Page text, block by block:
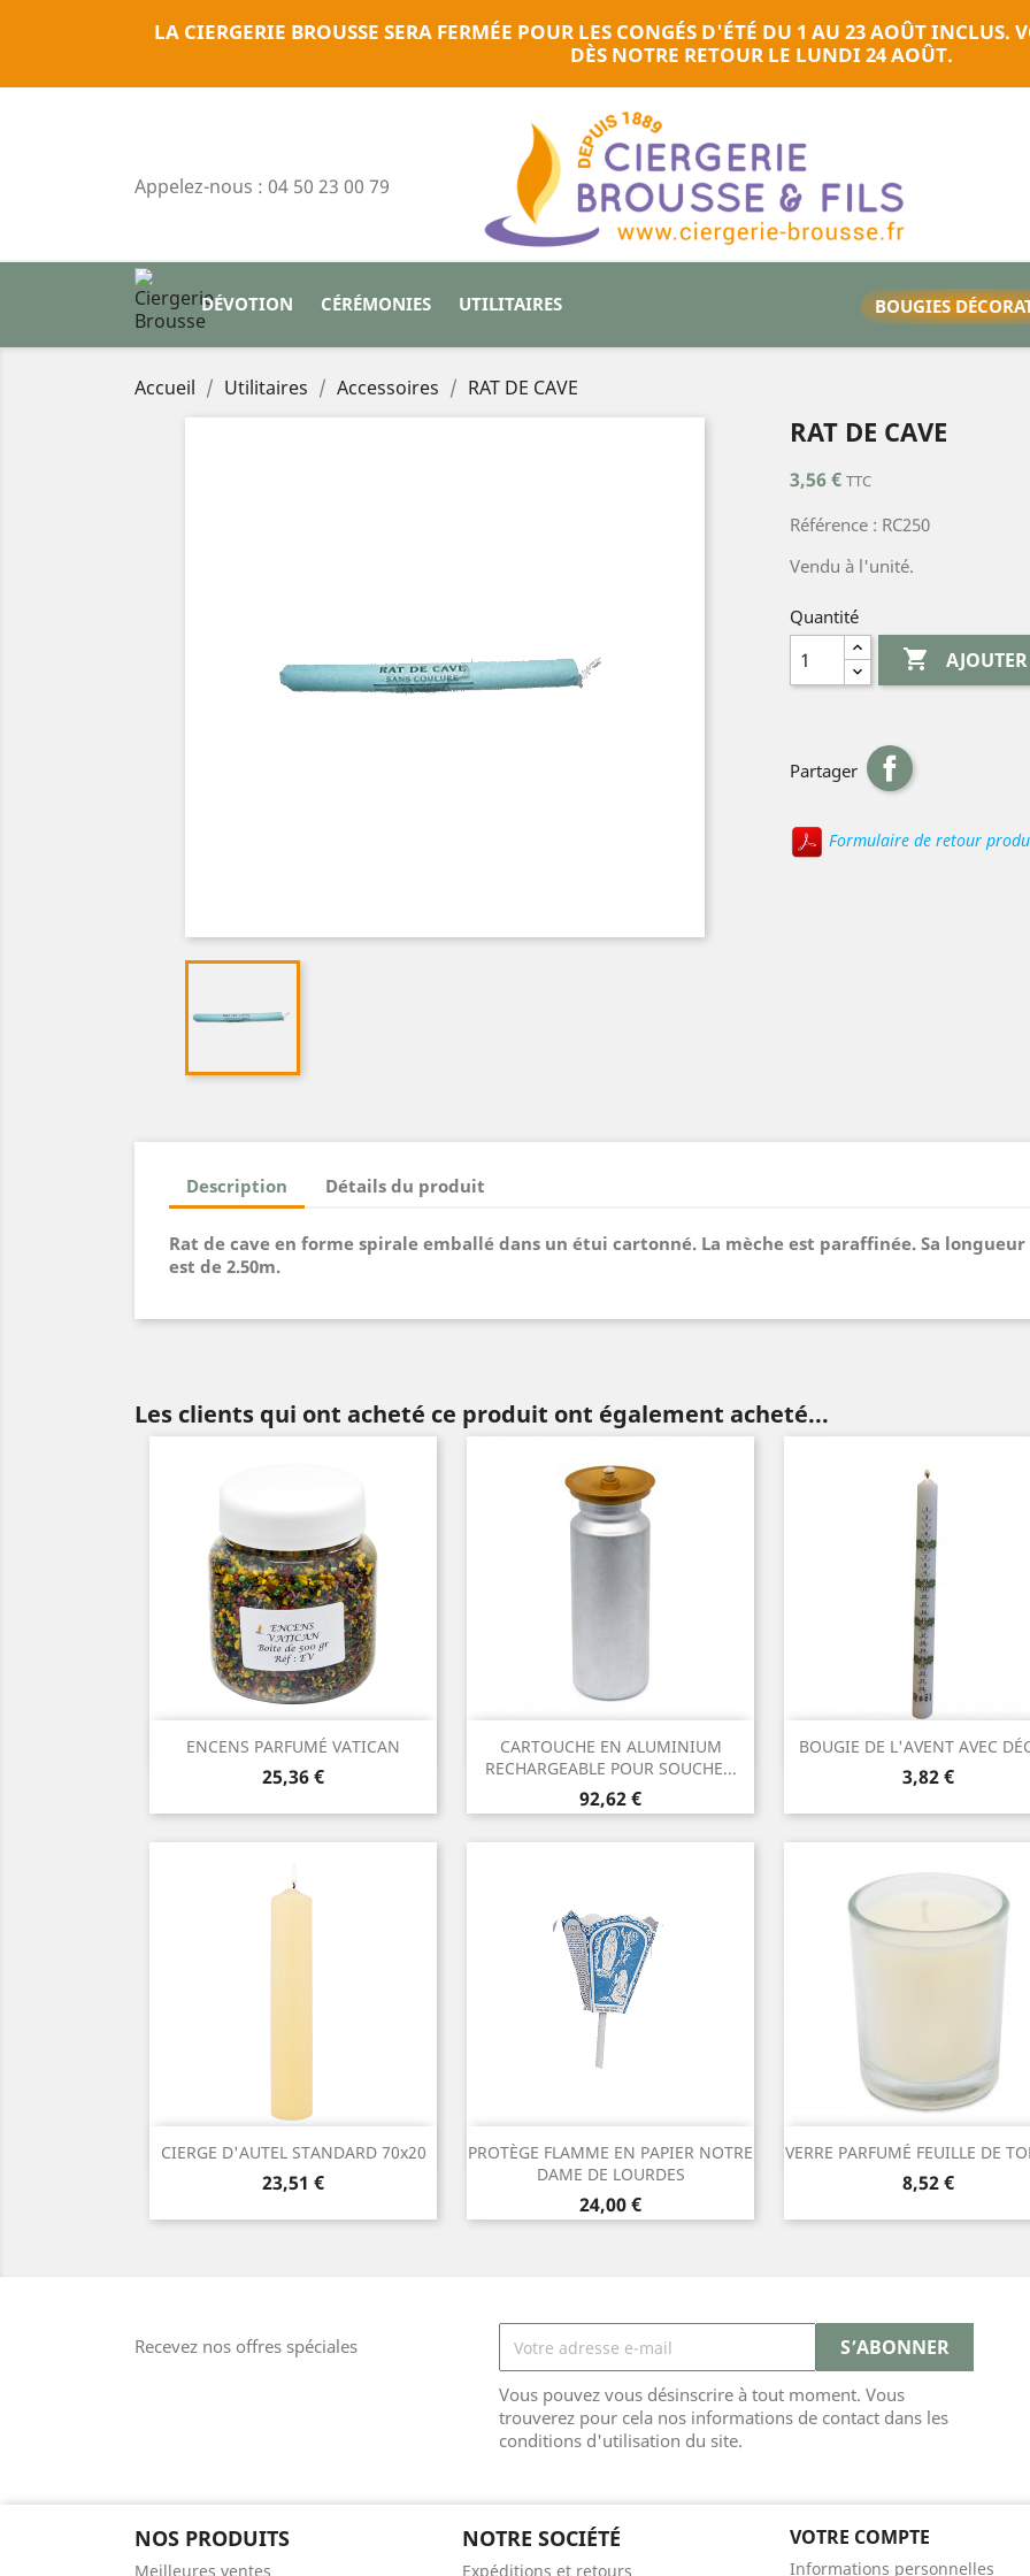
LA CIERGERIE BROUSSE SERA FERMÉE POUR LES CONGÉS D'ÉTÉ DU 1 AU 23 AOÛT INCLUS.
DÈS NOTRE RETOUR LE LUNDI 24 AOÛT.
Appelez-nous : 04 50 23 00 79
DÉVOTION CÉRÉMONIES UTILITAIRES BOUGIES
Accueil Utilitaires Accessoires RAT DE CAVE
RAT DE CAVE
3,56 € TTC
Référence : RC250
Vendu à l'unité.
Quantité

Partager
Formulaire de retour
Description Détails du produit
Rat de cave en forme spirale emballé dans un étui cartonné. La mèche est paraffinée. Sa longueur
est de 2.50m.
Les clients qui ont acheté ce produit ont également acheté...
ENCENS PARFUMÉ VATICAN
Prix
25,36 €
Aperçu rapide
CARTOUCHE EN ALUMINIUM
RECHARGEABLE POUR SOUCHE...
Prix
92,62 €
Aperçu rapide BOUGIE DE L'AVENT AVEC
Prix
3,82 €
Aperçu rapide
CIERGE D'AUTEL STANDARD 70x20
Prix
23,51 €
Aperçu rapide
PROTÈGE FLAMME EN PAPIER NOTRE
DAME DE LOURDES
Prix
24,00 €
Aperçu rapide VERRE PARFUMÉ FEUILLE DE
Prix
8,52 €
Aperçu rapide
Recevez nos offres spéciales
Vous pouvez vous désinscrire à tout moment. Vous
trouverez pour cela nos informations de contact dans les
conditions d'utilisation du site.
NOS PRODUITS
Meilleures ventes
NOTRE SOCIÉTÉ
Expéditions et retours
VOTRE COMPTE
Informations personnelles